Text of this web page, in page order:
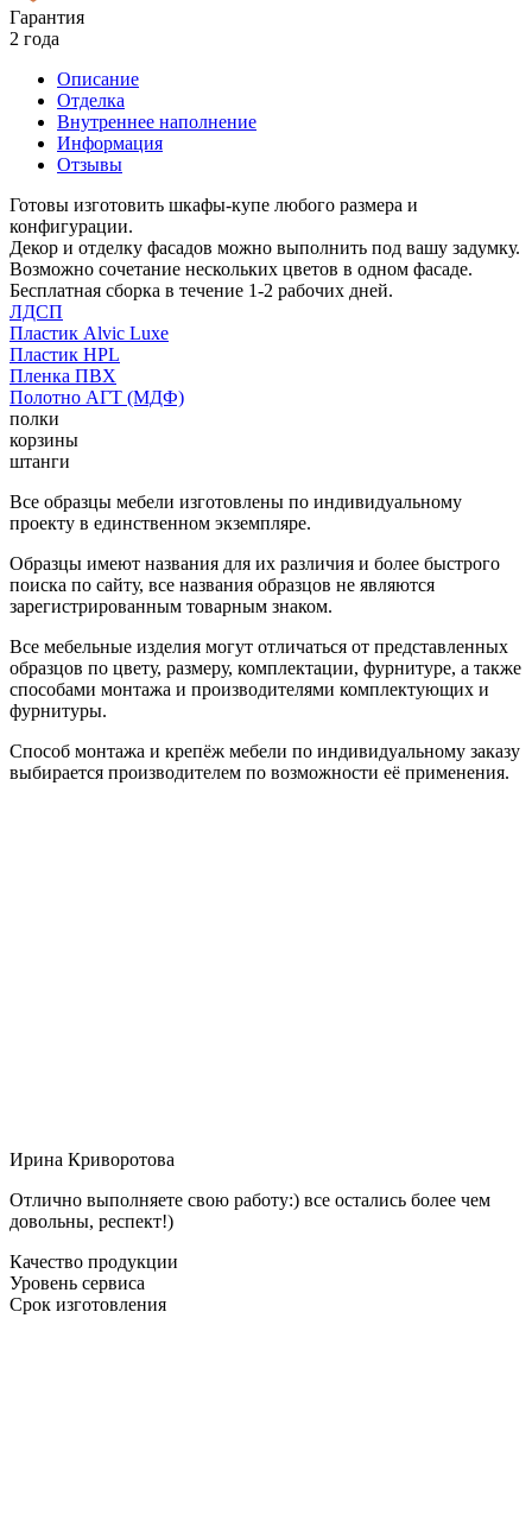
Гарантия
2 года
Описание
Отделка
Внутреннее наполнение
Информация
Отзывы
Готовы изготовить шкафы-купе любого размера и
конфигурации.
Декор и отделку фасадов можно выполнить под вашу задумку.
Возможно сочетание нескольких цветов в одном фасаде.
Бесплатная сборка в течение 1-2 рабочих дней.
ЛДСП
Пластик Alvic Luxe
Пластик HPL
Пленка ПВХ
Полотно АГТ (МДФ)
полки
корзины
штанги
Все образцы мебели изготовлены по индивидуальному
проекту в единственном экземпляре.
Образцы имеют названия для их различия и более быстрого
поиска по сайту, все названия образцов не являются
зарегистрированным товарным знаком.
Все мебельные изделия могут отличаться от представленных
образцов по цвету, размеру, комплектации, фурнитуре, а также
способами монтажа и производителями комплектующих и
фурнитуры.
Способ монтажа и крепёж мебели по индивидуальному заказу
выбирается производителем по возможности её применения.
Ирина Криворотова
Отлично выполняете свою работу:) все остались более чем
довольны, респект!)
Качество продукции
Уровень сервиса
Срок изготовления